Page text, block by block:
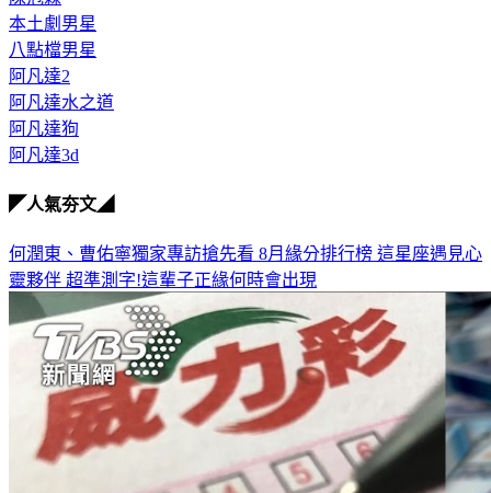
陳冠霖
本土劇男星
八點檔男星
阿凡達2
阿凡達水之道
阿凡達狗
何潤東、曹佑寧獨家專訪搶先看8月緣分排行榜 這星座遇見心
靈夥伴
超準測字!這輩子正緣何時會出現